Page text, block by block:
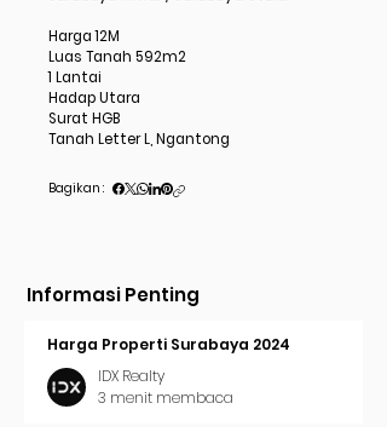
Harga 12M
Luas Tanah 592m2
1 Lantai
Hadap Utara
Surat HGB
Tanah Letter L, Ngantong
Bagikan :
Informasi Penting
Harga Properti Surabaya 2024
IDX Realty
3 menit membaca